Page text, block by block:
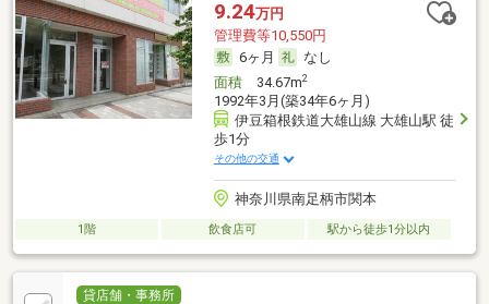
9.24万円
管理費等10,550円
6ヶ月
なし
面積34.67m2
1992年3月(築34年6ヶ月)
伊豆箱根鉄道大雄山線 大雄山駅 徒
歩1分
その他の交通
神奈川県南足柄市関本
1階 飲食店可 駅から徒歩1分以内
貸店舗・事務所